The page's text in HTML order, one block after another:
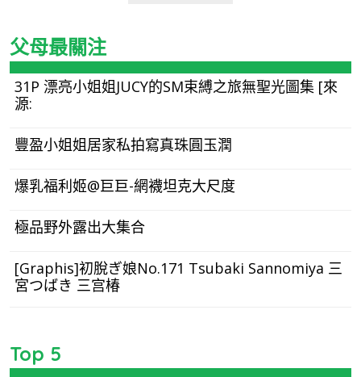
父母最關注
31P 漂亮小姐姐JUCY的SM束縛之旅無聖光圖集 [來
源:
豐盈小姐姐居家私拍寫真珠圓玉潤
爆乳福利姬@巨巨-網襪坦克大尺度
極品野外露出大集合
[Graphis]初脫ぎ娘No.171 Tsubaki Sannomiya 三
宮つばき 三宫椿
Top 5